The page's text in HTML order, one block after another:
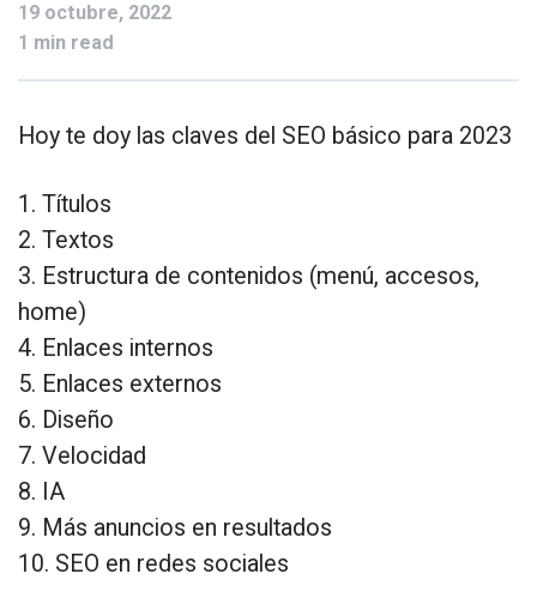
19 octubre, 2022
1 min read
Hoy te doy las claves del SEO básico para 2023
1. Títulos
2. Textos
3. Estructura de contenidos (menú, accesos,
home)
4. Enlaces internos
5. Enlaces externos
6. Diseño
7. Velocidad
8. IA
9. Más anuncios en resultados
10. SEO en redes sociales